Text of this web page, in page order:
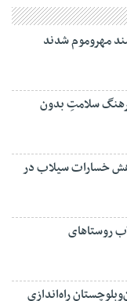
سلامتِ بدون
خسارات سیلاب در
آب روستاهای
راه‌اندازی